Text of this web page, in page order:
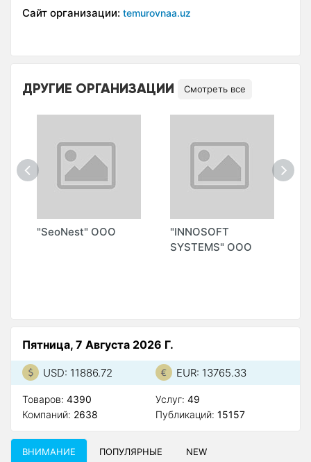
Сайт организации: temurovnaa.uz
ДРУГИЕ ОРГАНИЗАЦИИ Смотреть все
"SeoNest" ООО
"INNOSOFT
SYSTEMS" ООО
Пятница, 7 Августа 2026 Г.
USD: 11886.72 EUR: 13765.33
Товаров: 4390
Компаний: 2638
Услуг: 49
Публикаций: 15157
ВНИМАНИЕ ПОПУЛЯРНЫЕ NEW